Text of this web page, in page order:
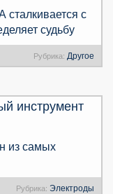
с
судьбу
Рубрика: Другое
инструмент
из самых
Рубрика: Электроды